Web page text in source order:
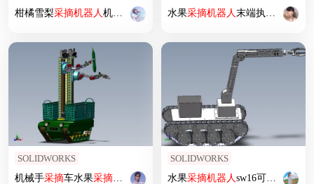
柑橘雪梨采摘机器人机械手 水果采摘机器人末端执行器
SOLIDWORKS
机械手采摘车水果采摘蔬菜采摘
SOLIDWORKS
水果采摘机器人sw16可编辑